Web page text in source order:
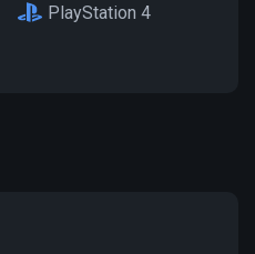
PlayStation 4